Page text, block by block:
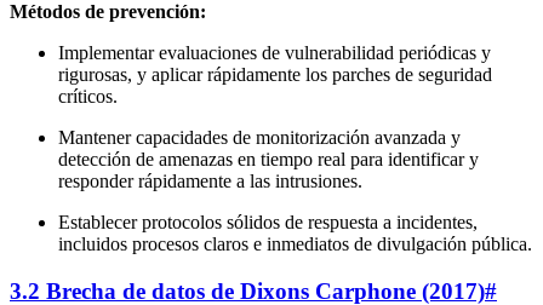
Métodos de prevención:
Implementar evaluaciones de vulnerabilidad periódicas y
rigurosas, y aplicar rápidamente los parches de seguridad
críticos.
Mantener capacidades de monitorización avanzada y
detección de amenazas en tiempo real para identificar y
responder rápidamente a las intrusiones.
Establecer protocolos sólidos de respuesta a incidentes,
incluidos procesos claros e inmediatos de divulgación pública.
3.2 Brecha de datos de Dixons Carphone (2017)#